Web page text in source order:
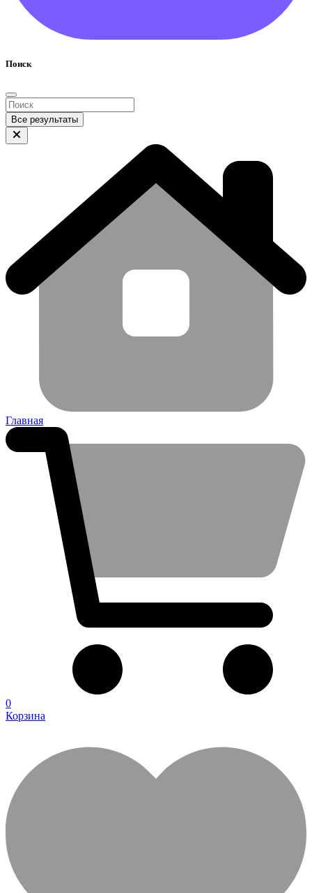
Поиск
Все результаты
Главная
0
Корзина